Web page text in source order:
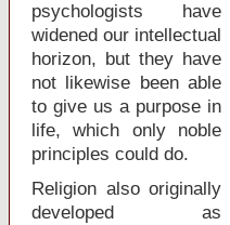
psychologists have
widened our intellectual
horizon, but they have
not likewise been able
to give us a purpose in
life, which only noble
principles could do.
Religion also originally
developed as